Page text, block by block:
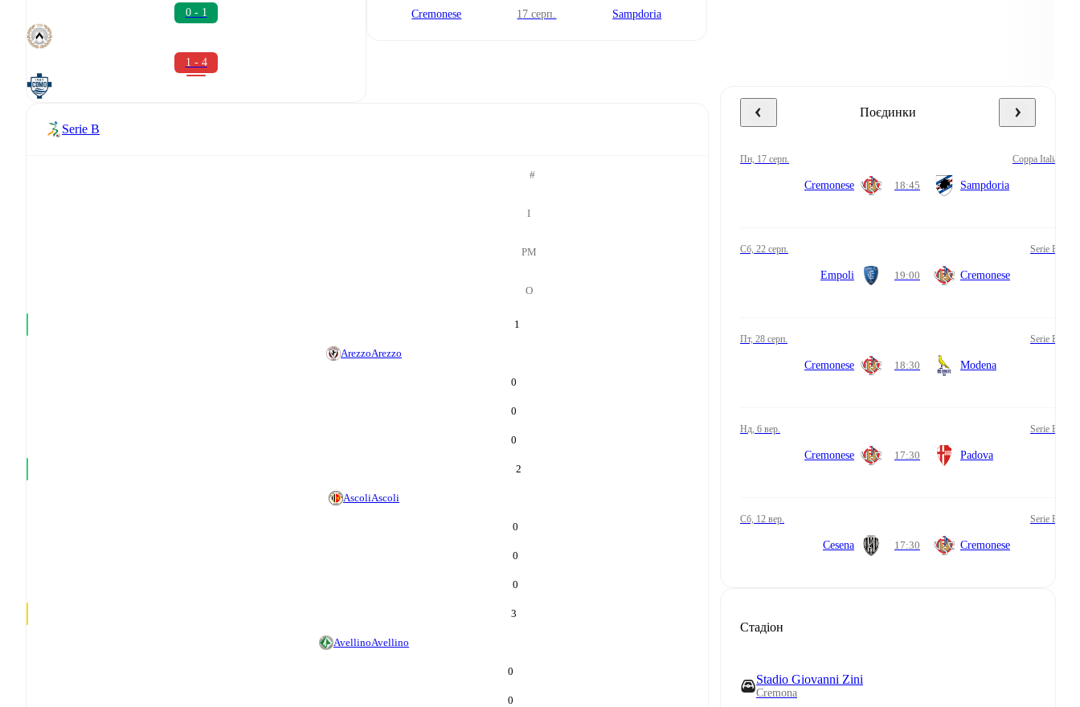
0 - 1
1 - 4
Cremonese 17 серп. Sampdoria
Serie B
#
І
РМ
О
1
ArezzoArezzo
0
0
0
2
AscoliAscoli
0
0
0
3
AvellinoAvellino
0
0
Поєдинки
пн, 17 серп. Coppa Italia
Cremonese 18:45 Sampdoria
сб, 22 серп. Serie B
Empoli 19:00 Cremonese
пт, 28 серп. Serie B
Cremonese 18:30 Modena
нд, 6 вер. Serie B
Cremonese 17:30 Padova
сб, 12 вер. Serie B
Cesena 17:30 Cremonese
Стадіон
Stadio Giovanni Zini
Cremona